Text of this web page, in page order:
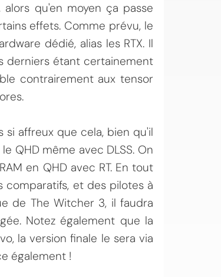
qu'en moyen ça passe
effets. Comme prévu, le
dédié, alias les RTX. Il
derniers étant certainement
contrairement aux tensor
si affreux que cela, bien qu'il
QHD même avec DLSS. On
en QHD avec RT. En tout
et des pilotes à
de The Witcher 3, il faudra
Notez également que la
la version finale le sera via
également !